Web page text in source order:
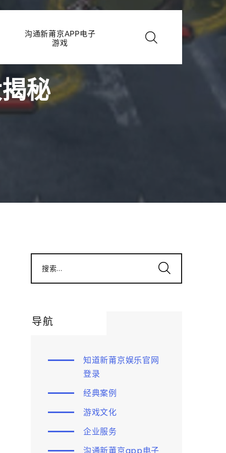
沟通新莆京APP电子
游戏
秘
搜索...
导航
知道新莆京娱乐官网
登录
经典案例
游戏文化
企业服务
沟通新莆京app电子